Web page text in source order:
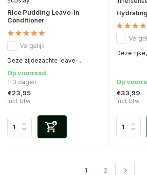
Rice Pudding Leave-In
Conditioner
Vergelijk
Deze zijdezachte leave-...
Op voorraad
1-3 dagen
€23,95
Incl. btw
Deze
Op
€33,99
Incl. btw
1 2